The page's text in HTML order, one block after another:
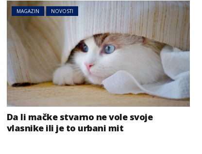
MAGAZIN NOVOSTI
Da li mačke stvarno ne vole svoje
vlasnike ili je to urbani mit
BIZNIS NOVOSTI
Svjetske cijene hrane
ponovo porasle, evo i šta je
najviše poskupjelo